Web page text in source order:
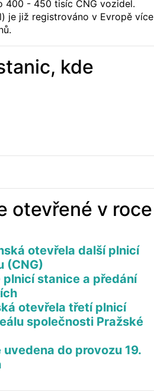
400 - 450 tisíc CNG vozidel.
je již registrováno v Evropě více
kde
otevřené v roce
otevřela další plnicí
(CNG)
plnicí stanice a předání
otevřela třetí plnicí
společnosti Pražské
do provozu 19.